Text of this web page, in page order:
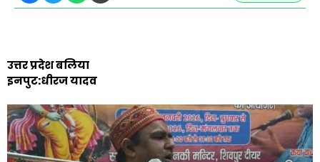
उत्तर प्रदेश बलिया
इनपुट:धीरज यादव